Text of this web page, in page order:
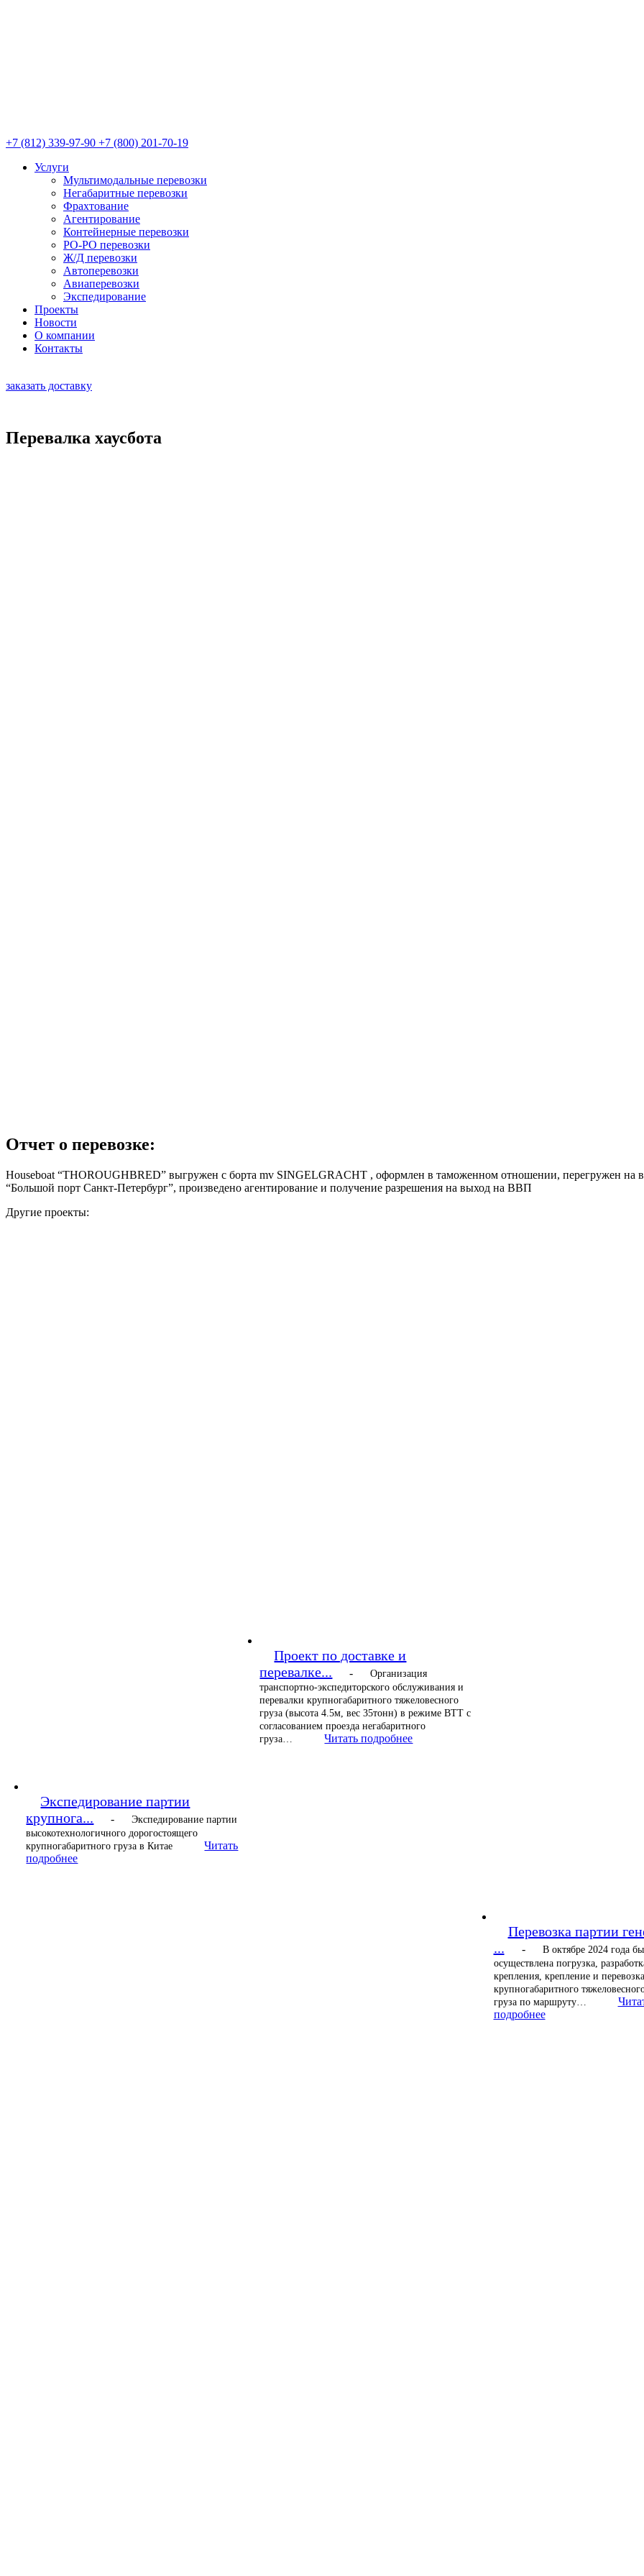
+7 (812) 339-97-90 +7 (800) 201-70-19
Услуги
Мультимодальные перевозки
Негабаритные перевозки
Фрахтование
Агентирование
Контейнерные перевозки
РО-РО перевозки
Ж/Д перевозки
Автоперевозки
Авиаперевозки
Экспедирование
Проекты
Новости
О компании
Контакты
заказать доставку
Перевалка хаусбота
Отчет о перевозке:
Houseboat “THOROUGHBRED” выгружен с борта mv SINGELGRACHT , оформлен в таможенном отношении, перегружен
“Большой порт Санкт-Петербург”, произведено агентирование и получение разрешения на выход на ВВП
Другие проекты:
Экспедирование партии
крупнога...
-
Экспедирование партии
высокотехнологичного дорогостоящего
крупногабаритного груза в Китае
Читать
подробнее
Проект по доставке и
перевалке...
-
Организация
транспортно-экспедиторского обслуживания и
перевалки крупногабаритного тяжеловесного
груза (высота 4.5м, вес 35тонн) в режиме ВТТ с
согласованием проезда негабаритного
груза…
Читать подробнее
Перевозка партии
...
-
В октябре 2024 года
осуществлена погрузка,
крепления, крепление и
крупногабаритного
груза по маршруту…
подробнее